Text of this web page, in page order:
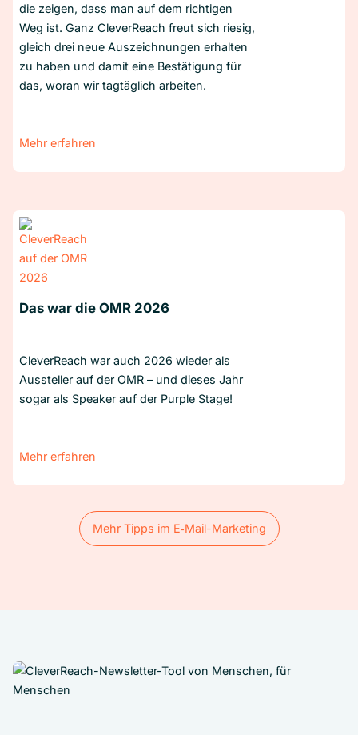
die zeigen, dass man auf dem richtigen
Weg ist. Ganz CleverReach freut sich riesig,
gleich drei neue Auszeichnungen erhalten
zu haben und damit eine Bestätigung für
das, woran wir tagtäglich arbeiten.
Mehr erfahren
Das war die OMR 2026
CleverReach war auch 2026 wieder als
Aussteller auf der OMR – und dieses Jahr
sogar als Speaker auf der Purple Stage!
Mehr erfahren
Mehr Tipps im E‑Mail-Marketing
Mehr Tipps im E‑Mail-Marketing